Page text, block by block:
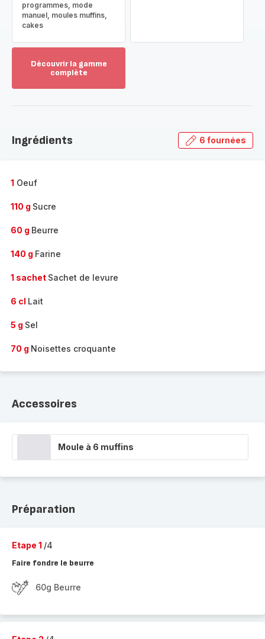
programmes, mode
manuel, moules muffins,
cakes
Découvrir la gamme
complète
gamme
Ingrédients 6 fournées
1 Oeuf
110 g Sucre
60 g Beurre
140 g Farine
1 sachet Sachet de levure
6 cl Lait
5 g Sel
70 g Noisettes croquante
Accessoires
Moule à 6 muffins
Préparation
Etape 1 /4
Faire fondre le beurre
60g Beurre